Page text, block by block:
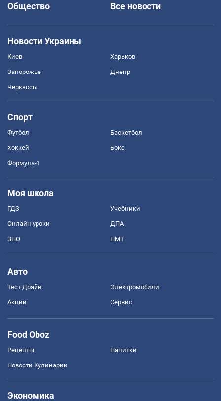
Общество
Все новости
Новости Украины
Киев Харьков
Запорожье Днепр
Черкассы
Спорт
Футбол Баскетбол
Хоккей Бокс
Формула-1
Моя школа
ГДЗ Учебники
Онлайн уроки ДПА
ЗНО НМТ
Авто
Тест Драйв Электромобили
Акции Сервис
Food Oboz
Рецепты Напитки
Новости Кулинарии
Экономика